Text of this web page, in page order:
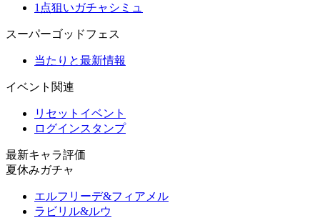
1点狙いガチャシミュ
スーパーゴッドフェス
当たりと最新情報
イベント関連
リセットイベント
ログインスタンプ
最新キャラ評価
夏休みガチャ
エルフリーデ&フィアメル
ラビリル&ルウ